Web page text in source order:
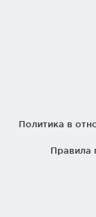
Политика в
Правила